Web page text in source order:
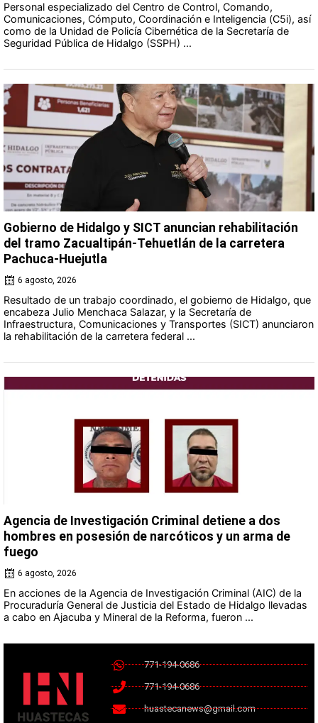
Personal especializado del Centro de Control, Comando,
Comunicaciones, Cómputo, Coordinación e Inteligencia (C5i), así
como de la Unidad de Policía Cibernética de la Secretaría de
Seguridad Pública de Hidalgo (SSPH) ...
Gobierno de Hidalgo y SICT anuncian rehabilitación
del tramo Zacualtipán-Tehuetlán de la carretera
Pachuca-Huejutla
6 agosto, 2026
Resultado de un trabajo coordinado, el gobierno de Hidalgo, que
encabeza Julio Menchaca Salazar, y la Secretaría de
Infraestructura, Comunicaciones y Transportes (SICT) anunciaron
la rehabilitación de la carretera federal ...
Agencia de Investigación Criminal detiene a dos
hombres en posesión de narcóticos y un arma de
fuego
6 agosto, 2026
En acciones de la Agencia de Investigación Criminal (AIC) de la
Procuraduría General de Justicia del Estado de Hidalgo llevadas
a cabo en Ajacuba y Mineral de la Reforma, fueron ...
771-194-0686
771-194-0686
huastecanews@gmail.com